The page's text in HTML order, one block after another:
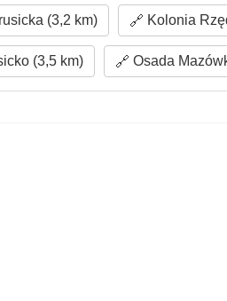
(3,2 km) Kolonia
(3,5 km) Osada